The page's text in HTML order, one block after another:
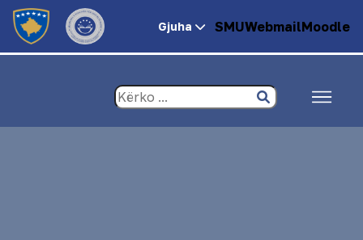
Gjuha SMUWebmailMoodle